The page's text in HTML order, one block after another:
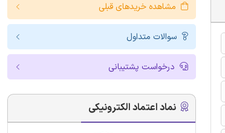
مشاهده خریدهای قبلی
سوالات متداول
درخواست پشتیبانی
نماد اعتماد الکترونیکی